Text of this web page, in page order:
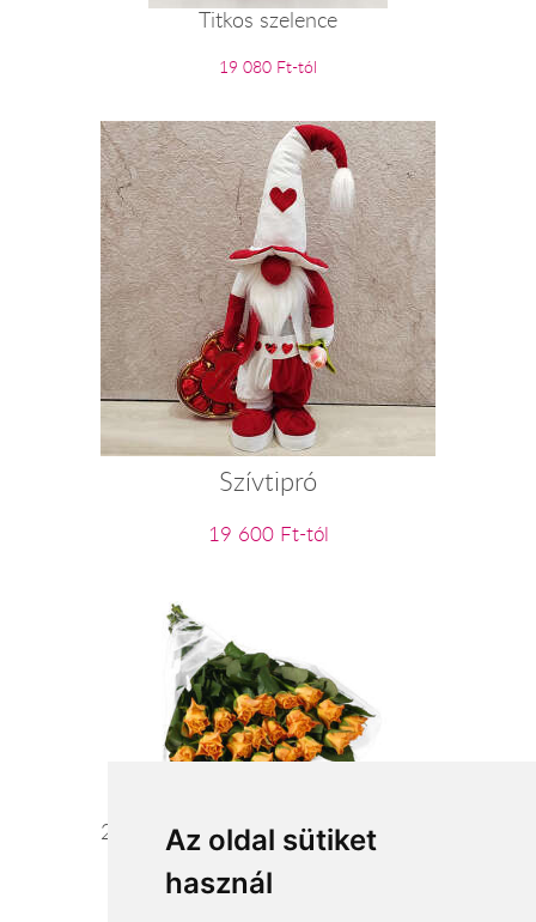
Az oldal sütiket
használ
Titkos szelence
19 080 Ft-tól
Szívtipró
19 600 Ft-tól
20 szál narancssárga rózsa kötegben
44 000 Ft-tól